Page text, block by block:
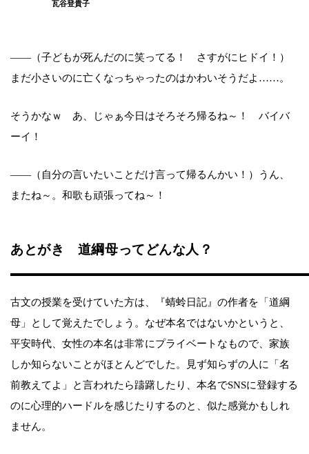
瓦谷登貴子
――（子どもが死んだのに笑ってる！ さすがにヒドイ！）
まだ小さいのに亡くなっちゃったのはかわいそうだよ……。
そうかなｗ あ、じゃぁ今日はそろそろ帰るね～！ バイバ
ーイ！
――（自分の言いたいことだけ言って帰るんかい！）うん、
またね～。和歌も頑張ってね～！
あとがき 道綱母ってどんな人？
古文の授業を受けていた方は、『蜻蛉日記』の作者を「道綱
母」として覚えたでしょう。なぜ本名ではないかというと、
平安時代、女性の本名は非常にプライベートなもので、家族
しか知らないことがほとんどでした。見ず知らずの人に「名
前教えてよ」と言われたら躊躇したり、本名でSNSに登録する
のに心理的ハードルを感じたりするのと、似た感覚かもしれ
ません。